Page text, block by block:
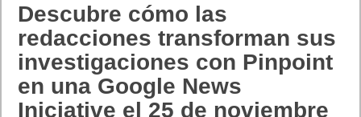
Descubre cómo las
redacciones transforman sus
investigaciones con Pinpoint
en una Google News
Iniciative el 25 de noviembre